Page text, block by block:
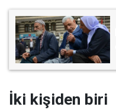
İki kişiden biri